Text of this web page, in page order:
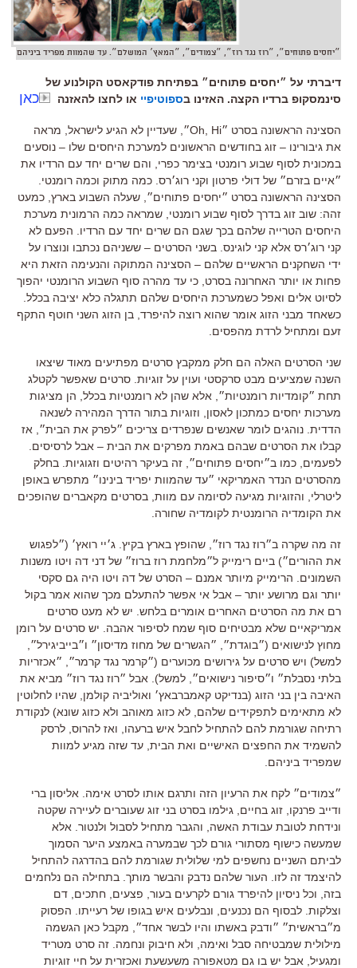
״יחסים פתוחים״, ״רוז נגד רוז״, ״צמודים״, ״המאץ׳ המושלם״. עד שהמוות מפריד ביניהם
דיברתי על ״יחסים פתוחים״ בפתיחת פודקאסט הקולנוע של
סינמסקופ ברדיו הקצה. האזינו בספוטיפיי או לחצו להאזנה כאן
הסצינה הראשונה בסרט ״Oh, Hi״ שעדיין לא הגיע לישראל מראה
את גיבורינו – זוג בחודשים הראשונים למערכת היחסים שלו – נוסעים
במכונית לסוף שבוע רומנטי בצימר כפרי
והם שרים יחד עם הרדיו את
״איים בזרם״ של דולי פרטון וקני רוג׳רס כמה מתוק וכמה רומנטי
הסצינה הראשונה בסרט ״יחסים פתוחים״ שעלה השבוע בארץ כמעט
זהה: שוב זוג בדרך לסוף שבוע רומנטי שמראה כמה הרמונית מערכת
היחסים הטרייה שלהם בכך שגם הם שרים יחד עם הרדיו
הפעם לא
קני רוג׳רס אלא קני לוגינס בשני הסרטים – ששניהם נכתבו ונוצרו על
ידי השחקנים הראשיים שלהם – הסצינה המתוקה והנעימה הזאת היא
פחות או יותר האחרונה בסרט כי עד מהרה סוף השבוע הרומנטי יהפוך
לסיוט אלים ואפל כשמערכת היחסים שלהם תתגלה כלא יציבה בכלל
כשאחד מבני הזוג אומר שהוא רוצה להיפרד בן הזוג השני חוטף התקף
זעם ומתחיל לרדת מהפסים
שני הסרטים האלה הם חלק ממקבץ סרטים מפתיעים מאוד שיצאו
השנה שמציעים מבט סרקסטי ועוין על זוגיות סרטים שאפשר לקטלג
תחת ״קומדיות רומנטיות״
אלא שהן לא רומנטיות בכלל הן מציגות
מערכות יחסים כמתכון לאסון
וזוגיות בתור הדרך המהירה לשנאה
הדדית נוהגים לומר שאנשים שנפרדים צריכים ״לפרק את הבית״
אז
קבלו את הסרטים שבהם באמת מפרקים את הבית – אבל לרסיסים
לפעמים כמו ב״יחסים פתוחים״ זה בעיקר רהיטים וזגוגיות בחלק
מהסרטים הנדר האמריקאי ״עד שהמוות יפריד בינינו״ מתפרש באופן
ליטרלי
והזוגיות מגיעה לסיומה עם מוות בסרטים מקאברים שהופכים
את הקומדיה הרומנטית לקומדיה שחורה
זה מה שקרה ב״רוז נגד רוז״ שהופץ בארץ בקיץ ג׳יי רואץ׳ (״לפגוש
את ההורים״) ביים רימייק ל״מלחמת רוז ברוז״ של דני דה ויטו משנות
השמונים
הרימייק מיותר אמנם – הסרט של דה ויטו היה גם סקסי
יותר וגם מרושע יותר – אבל אי אפשר להתעלם מכך שהוא אמר בקול
רם את מה הסרטים האחרים אומרים בלחש יש לא מעט סרטים
אמריקאיים שלא מבטיחים סוף שמח לסיפור אהבה
יש סרטים על רומן
מחוץ לנישואים (״בוגדת״ ״הגשרים של מחוז מדיסון״ ו״בייביגירל״
למשל) ויש סרטים על גירושים מכוערים (״קרמר נגד קרמר״
״אכזריות
בלתי נסבלת״ ו״סיפור נישואים״ למשל). אבל ״רוז נגד רוז״ מביא את
האיבה בין בני הזוג (בנדיקט קאמברבאץ׳ ואוליביה קולמן שהיו לחלוטין
לא מתאימים לתפקידים שלהם לא כזוג מאוהב ולא כזוג שונא) לנקודת
רתיחה שגורמת להם להתחיל לחבל איש ברעהו
ואז להרוס לרסק
להשמיד את החפצים האישיים ואת הבית עד שזה מגיע למוות
שמפריד ביניהם
״צמודים״ לקח את הרעיון הזה ותרגם אותו לסרט אימה
אליסון ברי
ודייב פרנקו זוג בחיים גילמו בסרט בני זוג שעוברים לעיירה שקטה
ונידחת לטובת עבודת האשה
והגבר מתחיל לסבול ולנטור אלא
שמעשה כישוף מסתורי גורם לכך שבמערה באמצע היער הסמוך
לביתם השניים נחשפים למי שלולית שגורמת להם בהדרגה להתחיל
להיצמד זה לזו
העור שלהם נדבק והבשר מותך בתחילה הם נלחמים
בזה
וכל ניסיון להיפרד גורם לקרעים בעור פצעים חתכים דם
וצלקות לבסוף הם נכנעים ונבלעים איש בגופו של רעייתו . הפסוק
מ״בראשית״ ״ודבק באשתו והיו לבשר אחד״, מקבל כאן הגשמה
מילולית שמבטיחה סבל ואימה, ולא חיבוק ונחמה. זה סרט מטריד
ומגעיל אבל יש בו גם מטאפורה משעשעת ואכזרית על חיי זוגיות